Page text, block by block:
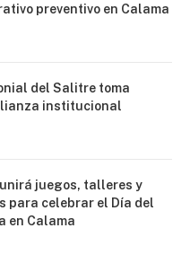
preventivo en Calama
del Salitre toma
institucional
juegos, talleres y
para celebrar el Día del
en Calama